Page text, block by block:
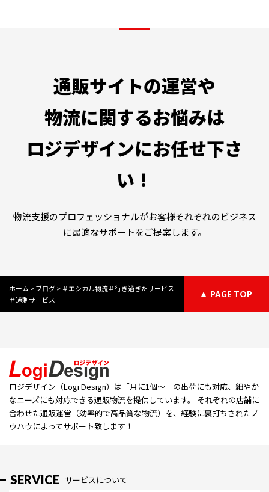
通販サイトの運営や
物流に関するお悩みは
ロジデザインにお任せ下さ
い！
物流支援のプロフェッショナルがお客様それぞれのビジネス
に最適なサポートをご提案します。
ホーム >ブログ> ＃エシカル物流＃行き過ぎたサービス
＃過剰サービス
PAGE TOP
ロジデザイン（Logi Design）は「⽉に1個〜」の出荷にも対応、細やか
なニーズにも対応できる通販物流を提供しています。 それぞれの店舗に
合わせた通販運営（効率的で高品質な物流）を、経験に裏打ちされたノ
ウハウによってサポート致します！
SERVICE サービスについて